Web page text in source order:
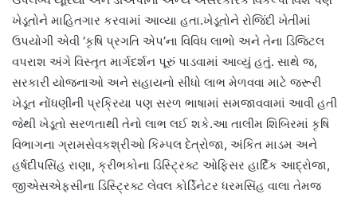
ખેડૂતોને માહિતગાર કરવામાં આવ્યા હતા.ખેડૂતોને રોજિંદી ખેતીમાં
ઉપયોગી એવી ‘કૃષિ પ્રગતિ એપ’ના વિવિધ લાભો અને તેના ડિજિટલ
વપરાશ અંગે વિસ્તૃત માર્ગદર્શન પૂરું પાડવામાં આવ્યું હતું. સાથે જ,
સરકારી યોજનાઓ અને સહાયનો સીધો લાભ મેળવવા માટે જરૂરી
ખેડૂત નોંધણીની પ્રક્રિયા પણ સરળ ભાષામાં સમજાવવામાં આવી હતી
જેથી ખેડૂતો સરળતાથી તેનો લાભ લઈ શકે.આ તાલીમ શિબિરમાં કૃષિ
વિભાગના ગ્રામસેવકશ્રીઓ કિમ્પલ દેત્રોજા, અંકિત માડમ અને
હર્ષદીપસિંહ રાણા, ક્રીભકોના ડિસ્ટ્રિક્ટ ઓફિસર હાર્દિક આદ્રોજા,
જીએસએફસીના ડિસ્ટ્રિક્ટ લેવલ કોર્ડિનેટર ધરમસિંહ વાલા તેમજ